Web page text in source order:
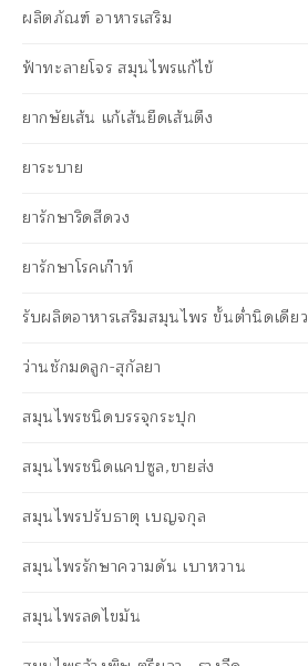
ผลิตภัณฑ์ อาหารเสริม
ฟ้าทะลายโจร สมุนไพรแก้ไข้
ยากษัยเส้น แก้เส้นยึดเส้นตึง
ยาระบาย
ยารักษาริดสีดวง
ยารักษาโรคเก๊าท์
รับผลิตอาหารเสริมสมุนไพร ขั้นต่ำนิดเดียว
ว่านชักมดลูก-สุกัลยา
สมุนไพรชนิดบรรจุกระปุก
สมุนไพรชนิดแคปซูล,ขายส่ง
สมุนไพรปรับธาตุ เบญจกุล
สมุนไพรรักษาความดัน เบาหวาน
สมุนไพรลดไขมัน